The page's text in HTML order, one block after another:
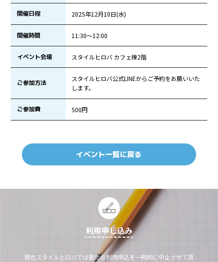
開催日程 2025年12月10日(水)
開催時間 11:30〜12:00
イベント会場 スタイルヒロバ カフェ棟2階
ご参加方法
スタイルヒロバ公式LINEからご予約をお願いいた
します。
ご参加費 500円
イベント一覧に戻る
利用申し込み
現在スタイルヒロバでは新たな利用申込を一時的に中止させて頂